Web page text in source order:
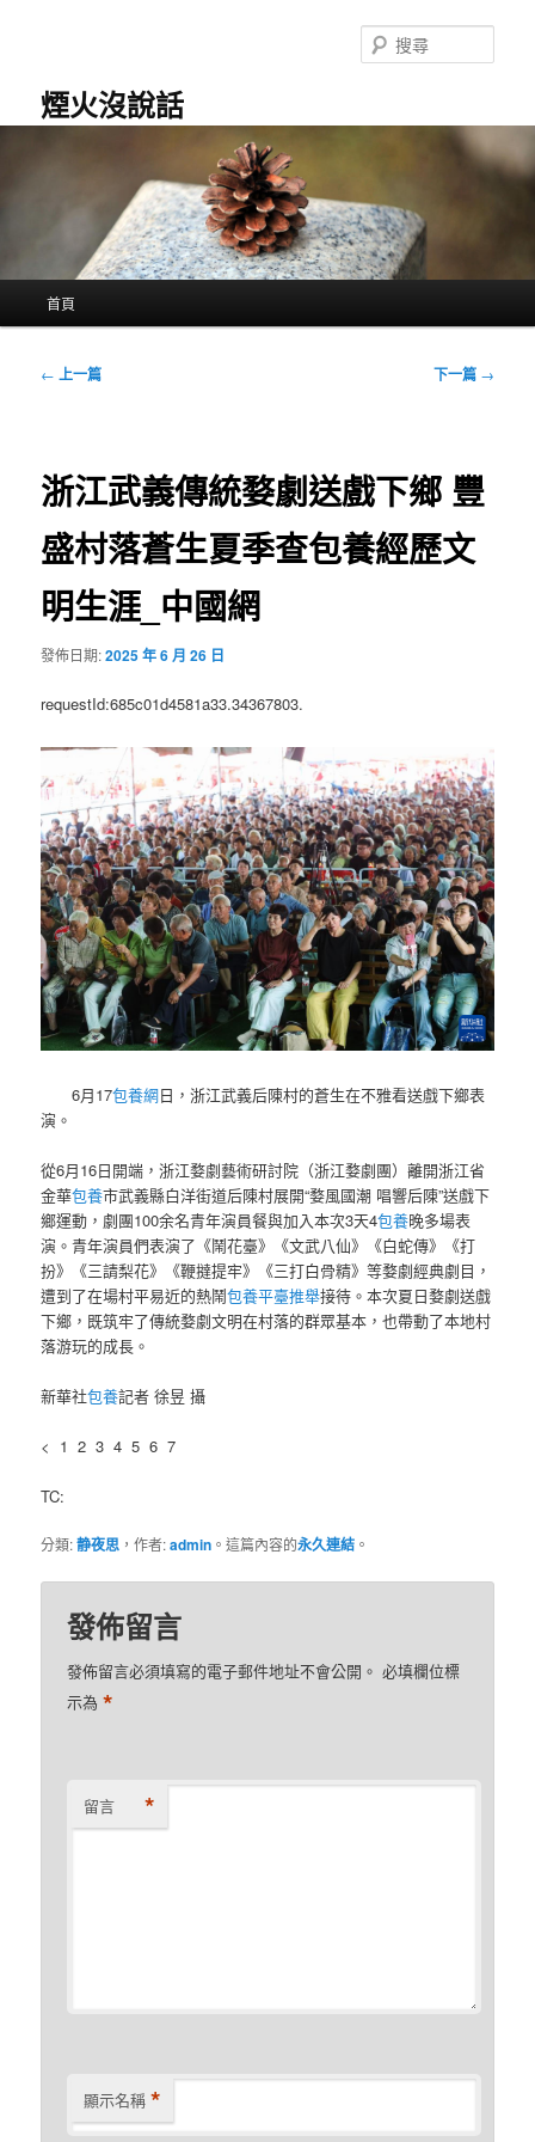
煙火沒說話
尋
首頁
文
← 上一篇 下一篇 →
浙江武義傳統婺劇送戲下鄉 豐
盛村落蒼生夏季查包養經歷文
明生涯_中國網
發佈日期:2025 年 6 月 26 日
requestId:685c01d4581a33.34367803.
6月17包養網日，浙江武義后陳村的蒼生在不雅看送戲下鄉表
演。
從6月16日開端，浙江婺劇藝術研討院（浙江婺劇團）離開浙江省
金華包養市武義縣白洋街道后陳村展開“婺風國潮 唱響后陳”送戲下
鄉運動，劇團100余名青年演員餐與加入本次3天4包養晚多場表
演。青年演員們表演了《鬧花臺》《文武八仙》《白蛇傳》《打
扮》《三請梨花》《鞭撻提牢》《三打白骨精》等婺劇經典劇目，
遭到了在場村平易近的熱鬧包養平臺推舉接待。本次夏日婺劇送戲
下鄉，既筑牢了傳統婺劇文明在村落的群眾基本，也帶動了本地村
落游玩的成長。
新華社包養記者 徐昱 攝
< 1 2 3 4 5 6 7
TC:
分類:静夜思 ，作者:admin 。這篇內容的永久連結 。
發佈留言
發佈留言必須填寫的電子郵件地址不會公開。 必填欄位標
示為*
留言 *
顯示名稱 *